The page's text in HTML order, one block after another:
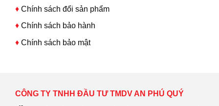
♦ Chính sách đổi sản phẩm
♦ Chính sách bảo hành
♦ Chính sách bảo mật
CÔNG TY TNHH ĐẦU TƯ TMDV AN PHÚ QUÝ